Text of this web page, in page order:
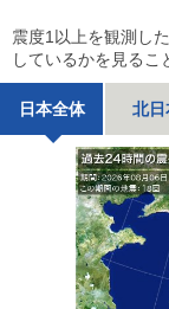
震度1以上を観測し
しているかを見るこ
日本全体 北日